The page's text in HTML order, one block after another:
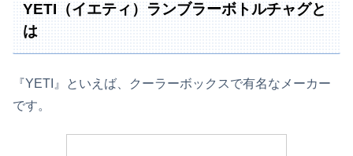
YETI（イエティ）ランブラーボトルチャグと
は
『YETI』といえば、クーラーボックスで有名なメーカー
です。